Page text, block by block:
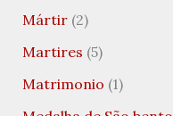
Mártir(2)
Martires (5)
Matrimonio (1)